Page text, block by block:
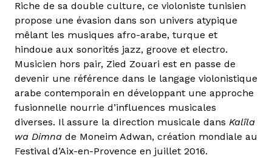
Riche de sa double culture, ce violoniste tunisien
propose une évasion dans son univers atypique
mêlant les musiques afro-arabe, turque et
hindoue aux sonorités jazz, groove et electro.
Musicien hors pair, Zied Zouari est en passe de
devenir une référence dans le langage violonistique
arabe contemporain en développant une approche
fusionnelle nourrie d’influences musicales
diverses. Il assure la direction musicale dans Kalîla
wa Dimna de Moneim Adwan, création mondiale au
Festival d’Aix-en-Provence en juillet 2016.